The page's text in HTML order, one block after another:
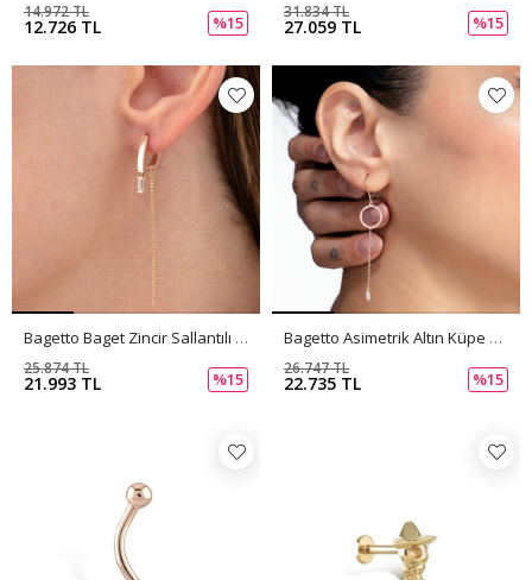
12.726 TL
14.972 TL
%15 27.059 TL
31.834 TL
%15
Bagetto Baget Zincir Sallantılı Altın Küpe PI0152
21.993 TL
25.874 TL
%15
Bagetto Asimetrik Altın Küpe PI0150
22.735 TL
26.747 TL
%15